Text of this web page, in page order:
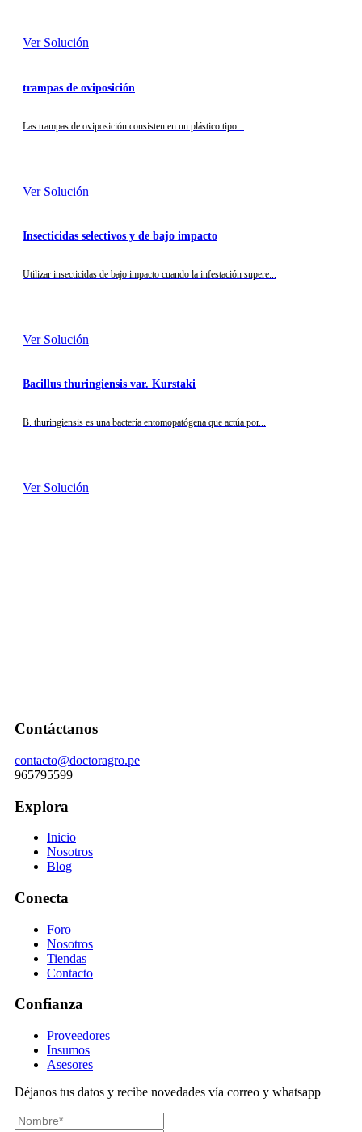
Ver Solución
trampas de oviposición
Las trampas de oviposición consisten en un plástico tipo...
Ver Solución
Insecticidas selectivos y de bajo impacto
Utilizar insecticidas de bajo impacto cuando la infestación supere...
Ver Solución
Bacillus thuringiensis var. Kurstaki
B. thuringiensis es una bacteria entomopatógena que actúa por...
Ver Solución
Contáctanos
contacto@doctoragro.pe
965795599
Explora
Inicio
Nosotros
Blog
Conecta
Foro
Nosotros
Tiendas
Contacto
Confianza
Proveedores
Insumos
Asesores
Déjanos tus datos y recibe novedades vía correo y whatsapp